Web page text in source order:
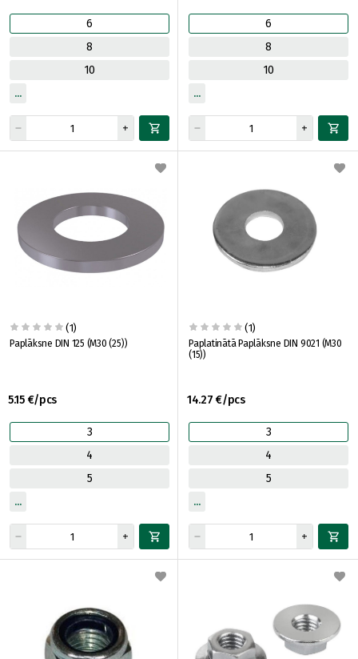
6
8
10
6
8
10
(1)
Paplāksne DIN 125 (M30 (25))
5.15 €/pcs
3
4
5
(1)
Paplatinātā Paplāksne DIN 9021 (M30
(15))
14.27 €/pcs
3
4
5